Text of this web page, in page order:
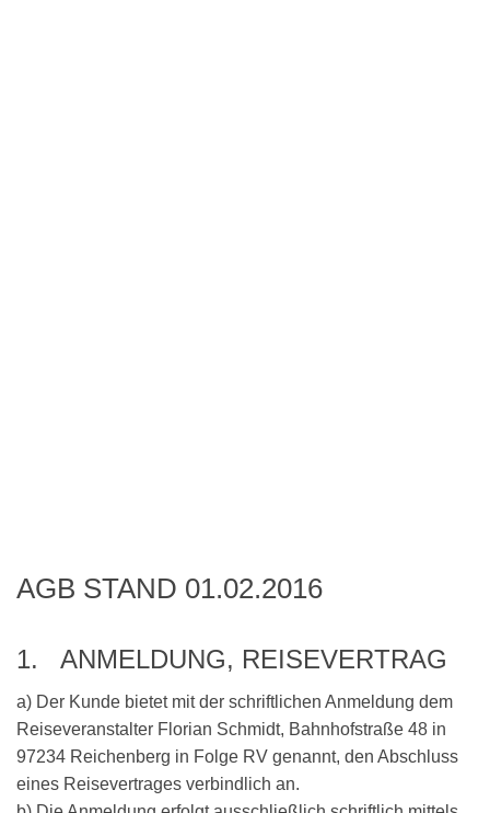
AGB STAND 01.02.2016
1. ANMELDUNG, REISEVERTRAG
a) Der Kunde bietet mit der schriftlichen Anmeldung dem
Reiseveranstalter Florian Schmidt, Bahnhofstraße 48 in
97234 Reichenberg in Folge RV genannt, den Abschluss
eines Reisevertrages verbindlich an.